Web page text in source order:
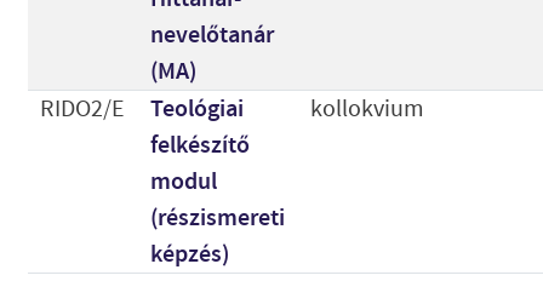
nevelőtanár
(MA)
RIDO2/E
Teológiai
felkészítő
modul
(részismereti
képzés)
kollokvium